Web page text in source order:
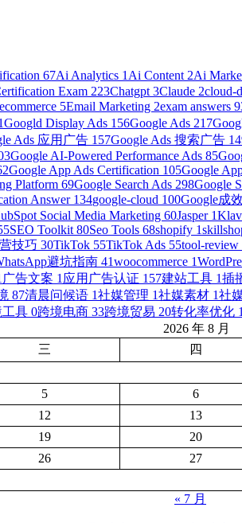
67Ai Analytics 1 Ai Content 2Ai
Exam 223Chatgpt 3Claude 2cloud-
ecommerce 5Email Marketing 2exam answers
Googld Display Ads 156Google Ads 217
Ads 应用广告 157Google Ads 搜索广告
Google AI-Powered Performance Ads 85
Google App Ads Certification 105Google
Platform 69Google Search Ads 298Google
Answer 134google-cloud 100Google成
Social Media Marketing 60Jasper 1
SEO Toolkit 80Seo Tools 68shopify 1
技巧 30TikTok 55TikTok Ads 55tool-review
避坑指南 41woocommerce 1
广告文案 1 应用广告认证 157建站工具 1插
87清晨问候语 1社媒管理 1社媒素材 1社
工具 0跨境电商 33跨境贸易 20转化率优化 1
2026 年 8 月
三 四
5 6
12 13
19 20
26 27
« 7 月